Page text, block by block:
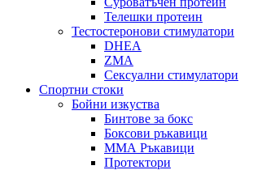
Телешки протеин
Тестостеронови стимулатори
DHEA
ZMA
Сексуални стимулатори
Спортни стоки
Бойни изкуства
Бинтове за бокс
Боксови ръкавици
ММА Ръкавици
Протектори